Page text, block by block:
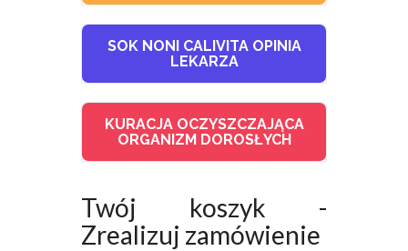
SOK NONI CALIVITA OPINIA
LEKARZA
KURACJA OCZYSZCZAJĄCA
ORGANIZM DOROSŁYCH
Twój koszyk -
Zrealizuj zamówienie